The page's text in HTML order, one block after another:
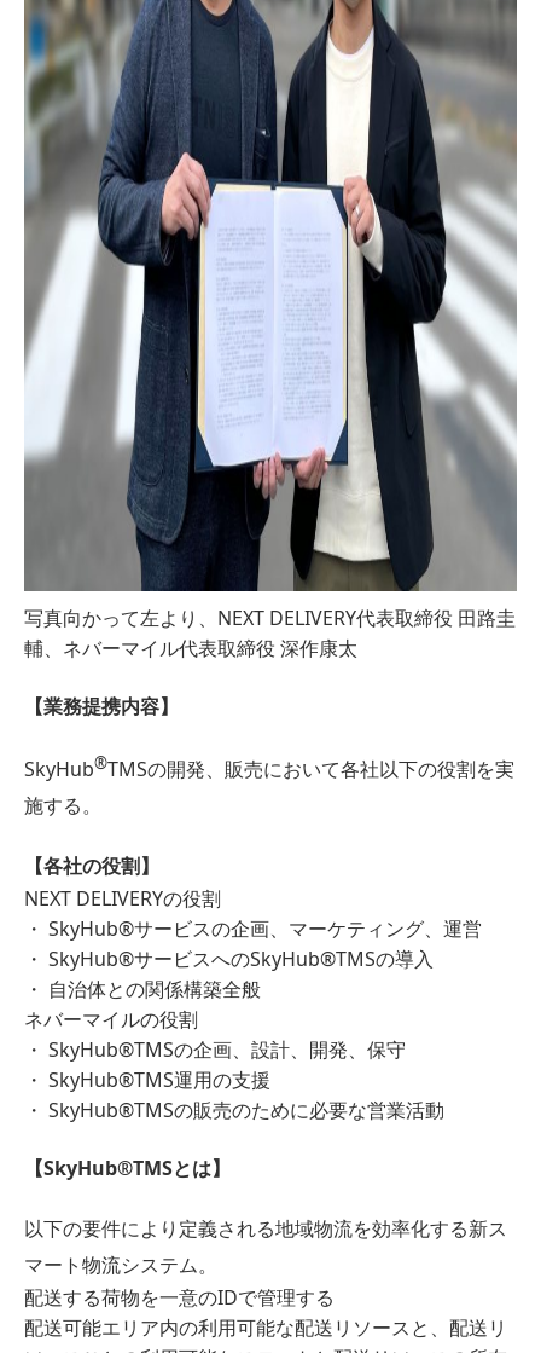
写真向かって左より、NEXT DELIVERY代表取締役 田路圭
輔、ネバーマイル代表取締役 深作康太
【業務提携内容】
SkyHub®︎TMSの開発、販売において各社以下の役割を実
施する。
【各社の役割】
NEXT DELIVERYの役割
・ SkyHub®︎サービスの企画、マーケティング、運営
・ SkyHub®︎サービスへのSkyHub®︎TMSの導入
・ 自治体との関係構築全般
ネバーマイルの役割
・ SkyHub®︎TMSの企画、設計、開発、保守
・ SkyHub®︎TMS運用の支援
・ SkyHub®︎TMSの販売のために必要な営業活動
【SkyHub®︎TMSとは】
以下の要件により定義される地域物流を効率化する新ス
マート物流システム。
配送する荷物を一意のIDで管理する
配送可能エリア内の利用可能な配送リソースと、配送リ